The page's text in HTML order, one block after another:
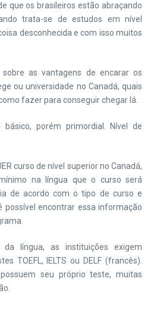
que os brasileiros estão abraçando
trata-se de estudos em nível
desconhecida e com isso muitos
as vantagens de encarar os
ou universidade no Canadá, quais
fazer para conseguir chegar lá.
básico, porém primordial. Nível de
curso de nível superior no Canadá,
na língua que o curso será
de acordo com o tipo de curso e
possível encontrar essa informação
língua, as instituições exigem
TOEFL, IELTS ou DELF (francês).
seu próprio teste, muitas